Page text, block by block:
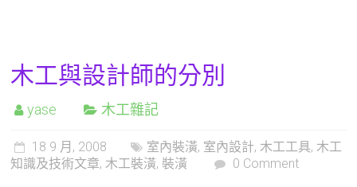
木工與設計師的分別
yase 木工雜記
18 9 月, 2008 室內裝潢, 室內設計, 木工工具, 木工
知識及技術文章, 木工裝潢, 裝潢 0 Comment